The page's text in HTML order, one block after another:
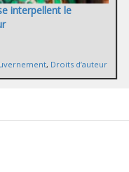
interpellent le
, Droits d’auteur